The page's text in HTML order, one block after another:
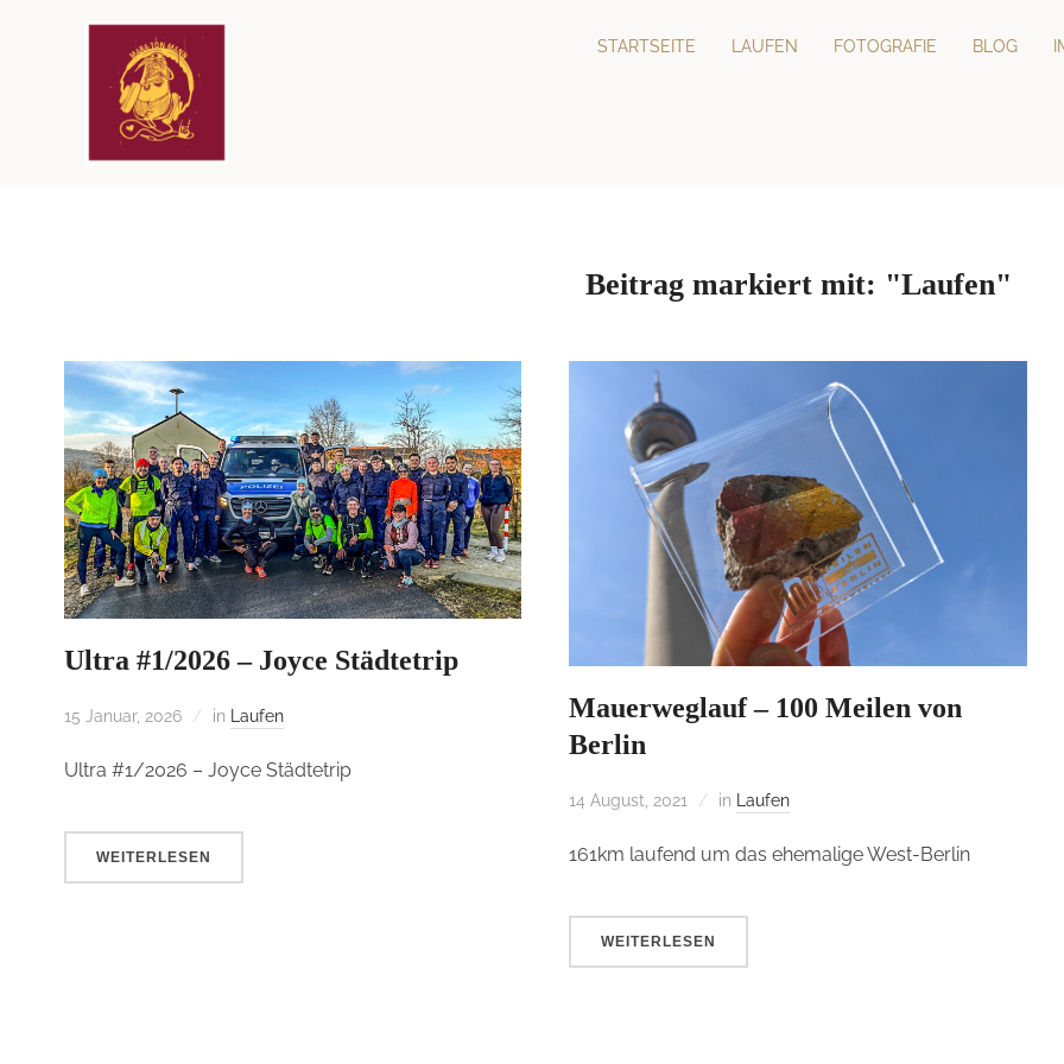
STARTSEITE LAUFEN FOTOGRAFIE BLOG
Beitrag markiert mit: "Laufen"
Ultra #1/2026 – Joyce Städtetrip
15 Januar, 2026 in Laufen
Ultra #1/2026 – Joyce Städtetrip
WEITERLESEN
Mauerweglauf – 100 Meilen von
Berlin
14 August, 2021 in Laufen
161km laufend um das ehemalige West-Berlin
WEITERLESEN